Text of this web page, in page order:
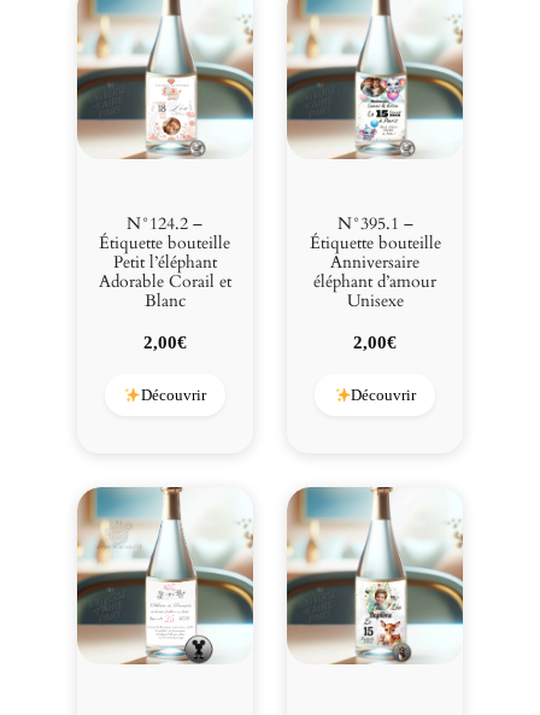
N°124.2 –
Étiquette bouteille
Petit l’éléphant
Adorable Corail et
Blanc
2,00€
Découvrir
N°395.1 –
Étiquette bouteille
Anniversaire
éléphant d’amour
Unisexe
2,00€
Découvrir